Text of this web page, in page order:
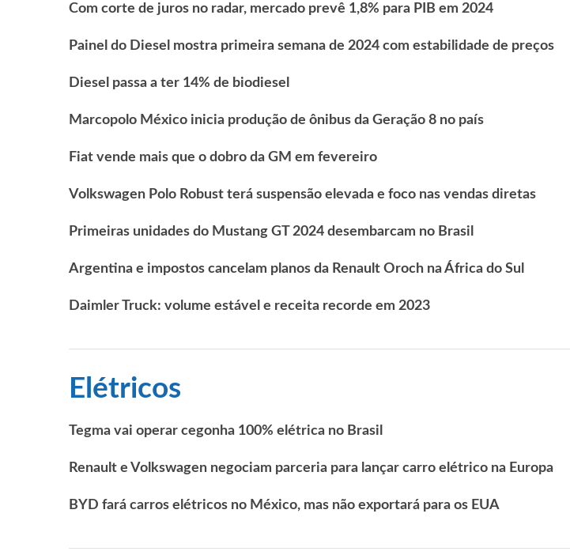
Com corte de juros no radar, mercado prevê 1,8% para PIB em 2024
Painel do Diesel mostra primeira semana de 2024 com estabilidade de preços
Diesel passa a ter 14% de biodiesel
Marcopolo México inicia produção de ônibus da Geração 8 no país
Fiat vende mais que o dobro da GM em fevereiro
Volkswagen Polo Robust terá suspensão elevada e foco nas vendas diretas
Primeiras unidades do Mustang GT 2024 desembarcam no Brasil
Argentina e impostos cancelam planos da Renault Oroch na África do Sul
Daimler Truck: volume estável e receita recorde em 2023
Elétricos
Tegma vai operar cegonha 100% elétrica no Brasil
Renault e Volkswagen negociam parceria para lançar carro elétrico na Europa
BYD fará carros elétricos no México, mas não exportará para os EUA